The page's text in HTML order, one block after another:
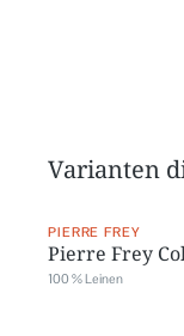
Varianten
PIERRE FREY
Pierre Frey
100 % Leinen